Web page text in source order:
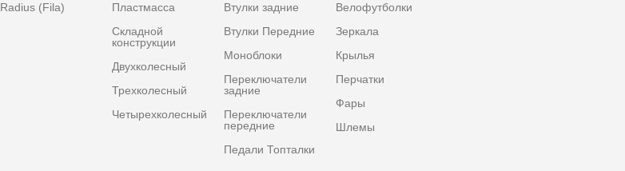
Radius (Fila)
Пластмасса
Складной
конструкции
Двухколесный
Трехколесный
Четырехколесный
Втулки задние
Втулки Передние
Моноблоки
Переключатели
задние
Переключатели
передние
Педали Топталки
Велофутболки
Зеркала
Крылья
Перчатки
Фары
Шлемы